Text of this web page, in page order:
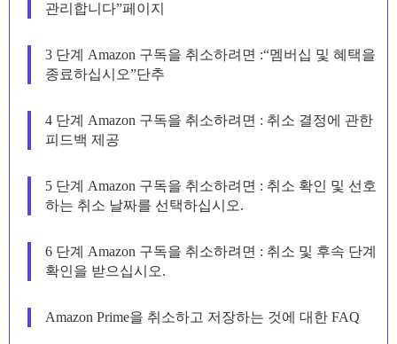
관리합니다”페이지
3 단계 Amazon 구독을 취소하려면 :“멤버십 및 혜택을
종료하십시오”단추
4 단계 Amazon 구독을 취소하려면 : 취소 결정에 관한
피드백 제공
5 단계 Amazon 구독을 취소하려면 : 취소 확인 및 선호
하는 취소 날짜를 선택하십시오.
6 단계 Amazon 구독을 취소하려면 : 취소 및 후속 단계
확인을 받으십시오.
Amazon Prime을 취소하고 저장하는 것에 대한 FAQ